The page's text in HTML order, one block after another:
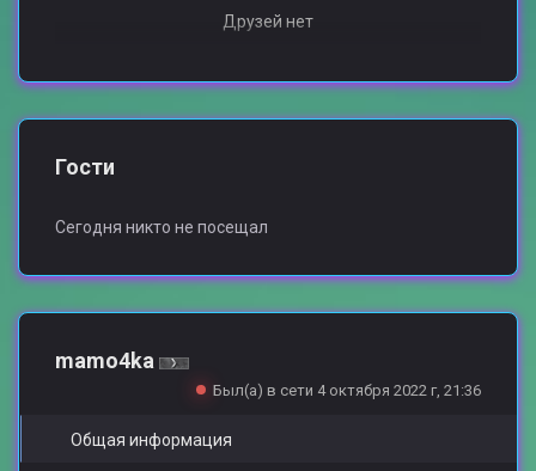
Друзей нет
Гости
Сегодня никто не посещал
mamo4ka
Был(а) в сети 4 октября 2022 г, 21:36
Общая информация